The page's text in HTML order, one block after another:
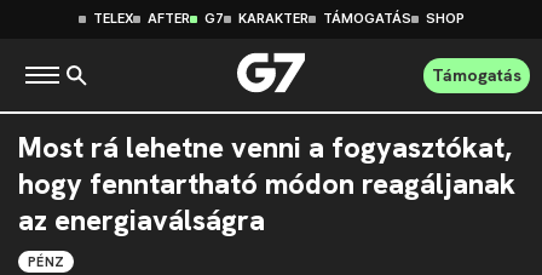
TELEX AFTER G7 KARAKTER TÁMOGATÁS SHOP
Támogatás
Most rá lehetne venni a fogyasztókat,
hogy fenntartható módon reagáljanak
az energiaválságra
PÉNZ